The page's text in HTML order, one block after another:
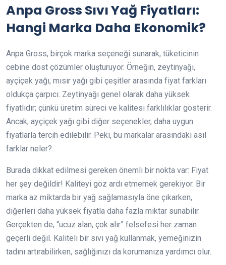
Anpa Gross Sıvı Yağ Fiyatları:
Hangi Marka Daha Ekonomik?
Anpa Gross, birçok marka seçeneği sunarak, tüketicinin
cebine dost çözümler oluşturuyor. Örneğin, zeytinyağı,
ayçiçek yağı, mısır yağı gibi çeşitler arasında fiyat farkları
oldukça çarpıcı. Zeytinyağı genel olarak daha yüksek
fiyatlıdır; çünkü üretim süreci ve kalitesi farklılıklar gösterir.
Ancak, ayçiçek yağı gibi diğer seçenekler, daha uygun
fiyatlarla tercih edilebilir. Peki, bu markalar arasındaki asıl
farklar neler?
Burada dikkat edilmesi gereken önemli bir nokta var: Fiyat
her şey değildir! Kaliteyi göz ardı etmemek gerekiyor. Bir
marka az miktarda bir yağ sağlamasıyla öne çıkarken,
diğerleri daha yüksek fiyatla daha fazla miktar sunabilir.
Gerçekten de, “ucuz alan, çok alır” felsefesi her zaman
geçerli değil. Kaliteli bir sıvı yağ kullanmak, yemeğinizin
tadını artırabilirken, sağlığınızı da korumanıza yardımcı olur.